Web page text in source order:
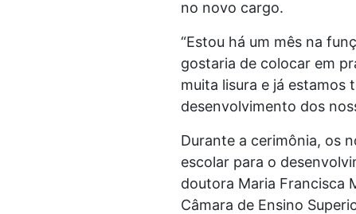
no novo cargo.
“Estou há um mês na
gostaria de colocar em
muita lisura e já estamos
desenvolvimento dos
Durante a cerimônia, os
escolar para o
doutora Maria Francisca
Câmara de Ensino